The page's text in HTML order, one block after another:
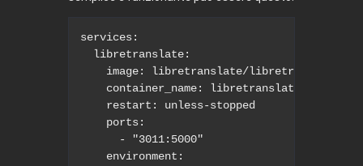
services:
  libretranslate:
image: libretranslate/
    container_name: libretranslate
    restart: unless-stopped
    ports:
      - "3011:5000"
    environment: